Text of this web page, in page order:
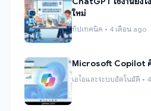
ใหม่
ทิปเทคนิค • 4 เดือน ago
Microsoft Copilot คื
เอไอและระบบอัตโนมัติ •